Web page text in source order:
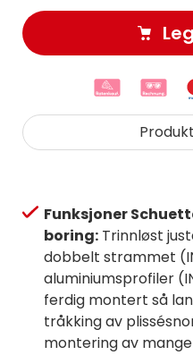
Funksjoner
boring: Trinnløst
dobbelt strammet
aluminiumsprofiler
ferdig montert så
tråkking av
montering av